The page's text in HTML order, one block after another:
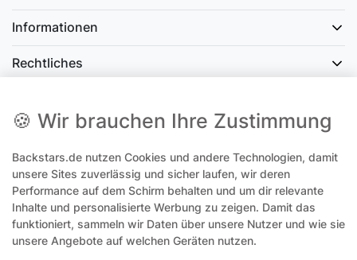
Informationen
Rechtliches
office@backstars.de
Wir antworten Ihnen schnellstmöglich. An Sonn- und Feiertagen kann
es evtl. zu Verzögerungen kommen.
07306 306239¹
🍪 Wir brauchen Ihre Zustimmung
Backstars.de nutzen Cookies und andere Technologien, damit
unsere Sites zuverlässig und sicher laufen, wir deren
Performance auf dem Schirm behalten und um dir relevante
Inhalte und personalisierte Werbung zu zeigen. Damit das
funktioniert, sammeln wir Daten über unsere Nutzer und wie sie
unsere Angebote auf welchen Geräten nutzen.